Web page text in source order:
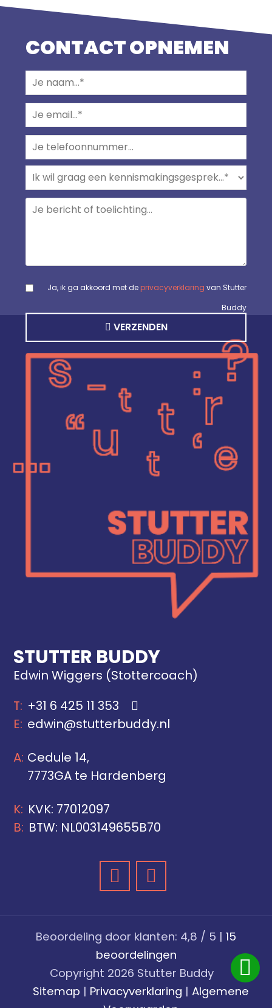
CONTACT OPNEMEN
Ja, ik ga akkoord met deprivacyverklaring van Stutter
Buddy
VERZENDEN
STUTTER BUDDY
Edwin Wiggers (Stottercoach)
+31 6 425 11 353
edwin@stutterbuddy.nl
Cedule 14,
7773GA te Hardenberg
KVK: 77012097
BTW: NL003149655B70
Beoordeling door klanten: 4,8 / 5 | 15
beoordelingen
Copyright 2026 Stutter Buddy
Sitemap | Privacyverklaring | Algemene